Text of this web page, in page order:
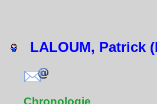
LALOUM, Patrick
Chronologie